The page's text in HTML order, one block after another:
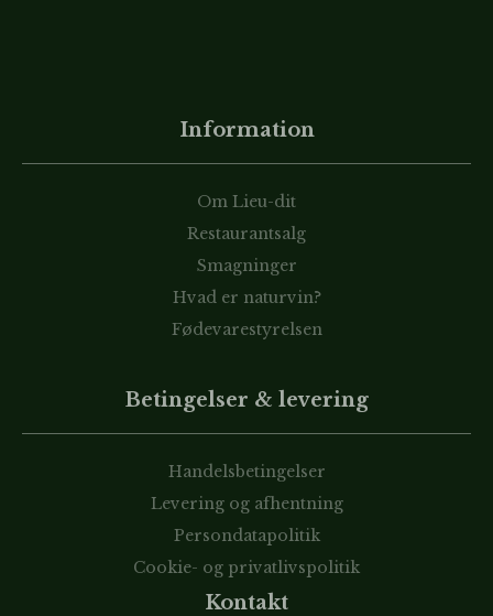
Information
Om Lieu-dit
Restaurantsalg
Smagninger
Hvad er naturvin?
Fødevarestyrelsen
Betingelser & levering
Handelsbetingelser
Levering og afhentning
Persondatapolitik
Cookie- og privatlivspolitik
Kontakt